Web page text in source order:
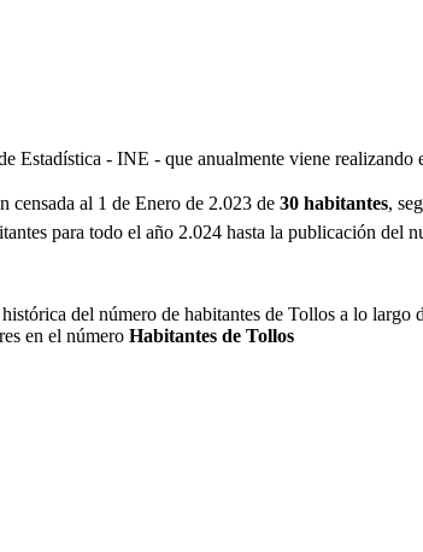
- INE - que anualmente viene
al 1 de Enero de 2.023 de 30 habitantes,
para todo el año 2.024 hasta la publicación del
del número de habitantes de Tollos a lo
en el número Habitantes de Tollos